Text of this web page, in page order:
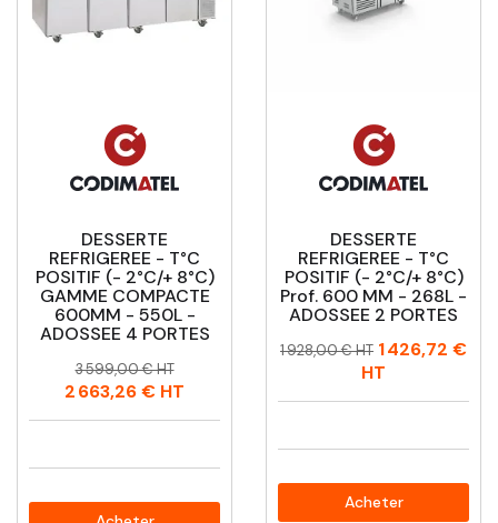
DESSERTE
REFRIGEREE - T°C
POSITIF (- 2°C/+ 8°C)
GAMME COMPACTE
600MM - 550L -
ADOSSEE 4 PORTES
Prix
Prix
habituel
3 599,00 € HT
2 663,26 € HT
DESSERTE
REFRIGEREE - T°C
POSITIF (- 2°C/+ 8°C)
Prof. 600 MM - 268L -
ADOSSEE 2 PORTES
Prix
Prix
1 928,00 € HT 1 426,72 €
HT
Acheter